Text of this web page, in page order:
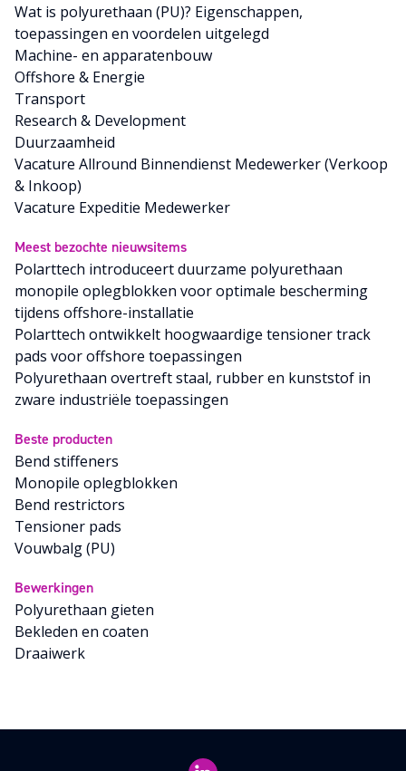
Wat is polyurethaan (PU)? Eigenschappen,
toepassingen en voordelen uitgelegd
Machine- en apparatenbouw
Offshore & Energie
Transport
Research & Development
Duurzaamheid
Vacature Allround Binnendienst Medewerker (Verkoop
& Inkoop)
Vacature Expeditie Medewerker
Meest bezochte nieuwsitems
Polarttech introduceert duurzame polyurethaan
monopile oplegblokken voor optimale bescherming
tijdens offshore-installatie
Polarttech ontwikkelt hoogwaardige tensioner track
pads voor offshore toepassingen
Polyurethaan overtreft staal, rubber en kunststof in
zware industriële toepassingen
Beste producten
Bend stiffeners
Monopile oplegblokken
Bend restrictors
Tensioner pads
Vouwbalg (PU)
Bewerkingen
Polyurethaan gieten
Bekleden en coaten
Draaiwerk